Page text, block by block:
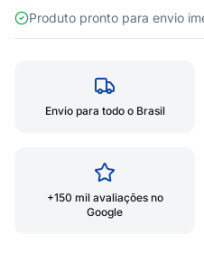
Produto pronto para envio
Envio para todo o Brasil
+150 mil avaliações no
Google